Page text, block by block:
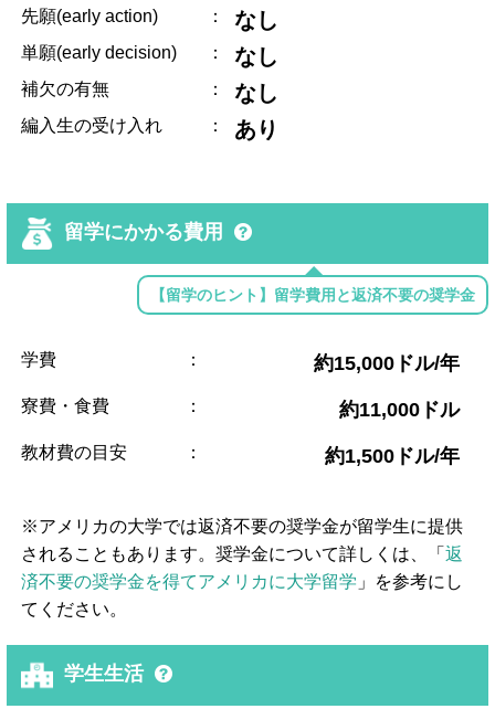
先願(early action) ： なし
単願(early decision) ： なし
補欠の有無 ： なし
編入生の受け入れ ： あり
留学にかかる費用
【留学のヒント】留学費用と返済不要の奨学金
学費 ： 約15,000ドル/年
寮費・食費 ： 約11,000ドル
教材費の目安 ： 約1,500ドル/年
※アメリカの大学では返済不要の奨学金が留学生に提供
されることもあります。奨学金について詳しくは、「返
済不要の奨学金を得てアメリカに大学留学 」を参考にし
てください。
学生生活